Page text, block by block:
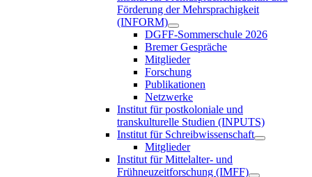
Förderung der Mehrsprachigkeit
(INFORM)
DGFF-Sommerschule 2026
Bremer Gespräche
Mitglieder
Forschung
Publikationen
Netzwerke
Institut für postkoloniale und
transkulturelle Studien (INPUTS)
Institut für Schreibwissenschaft
Mitglieder
Institut für Mittelalter- und
Frühneuzeitforschung (IMFF)